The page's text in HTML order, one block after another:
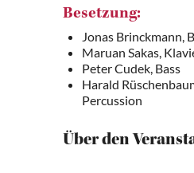
Besetzung:
Jonas Brinckmann,
Maruan Sakas,
Peter Cudek, Bass
Harald
Percussion
Über den